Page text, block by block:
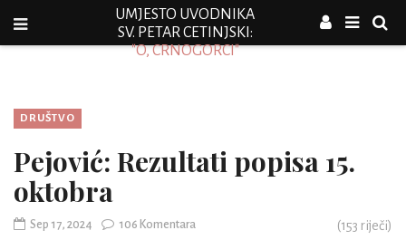
UMJESTO UVODNIKA
SV. PETAR CETINJSKI:
"O, CRNOGORCI"
DRUŠTVO
Pejović: Rezultati popisa 15.
oktobra
Sep 17, 2024 106 Komentara (153 riječi)